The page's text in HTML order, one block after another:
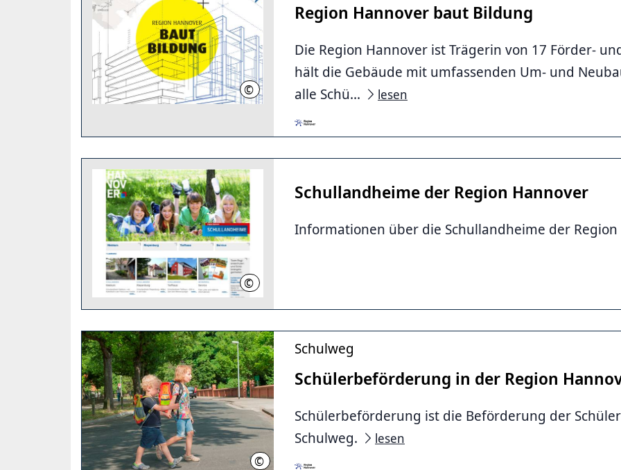
© Region Hannover
Region Hannover baut Bildung
Die Region Hannover ist Trägerin von 17 Förder-
hält die Gebäude mit umfassenden Um- und
alle Schü...
lesen
© Region Hannover
Schullandheime der Region Hannover
Informationen über die Schullandheime der
© Region Hannover, T. Langreder
Schulweg
Schülerbeförderung in der Region
Schülerbeförderung ist die Beförderung der
Schulweg.
lesen